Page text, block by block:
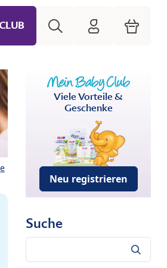
HiPP Mein
Viele Vorteile &
Geschenke
Neu registrieren
Suche